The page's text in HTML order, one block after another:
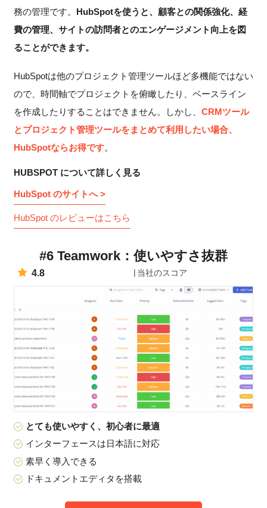
務の管理です。 HubSpotを使うと、顧客との関係強化、経
費の管理、サイトの訪問者とのエンゲージメント向上を図
ることができます。
HubSpotは他のプロジェクト管理ツールほど多機能ではない
ので、時間軸でプロジェクトを俯瞰したり、ベースライン
を作成したりすることはできません。しかし、 CRMツール
とプロジェクト管理ツールをまとめて利用したい場合、
HubSpotならお得です。
HUBSPOT について詳しく見る
HubSpot のサイトへ >
HubSpot のレビューはこちら
#6 Teamwork：使いやすさ抜群
4.8 当社のスコア
とても使いやすく、初心者に最適
インターフェースは日本語に対応
素早く導入できる
ドキュメントエディタを搭載